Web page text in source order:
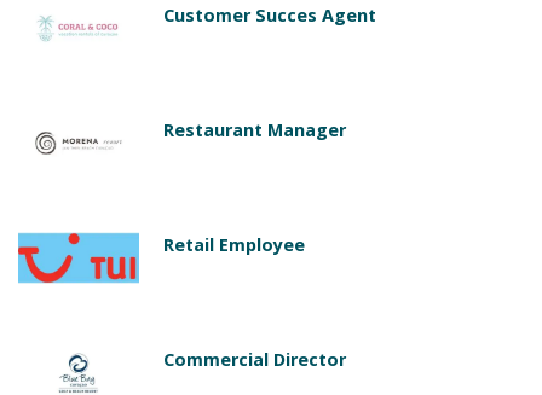
Customer Succes Agent
Restaurant Manager
Retail Employee
Commercial Director